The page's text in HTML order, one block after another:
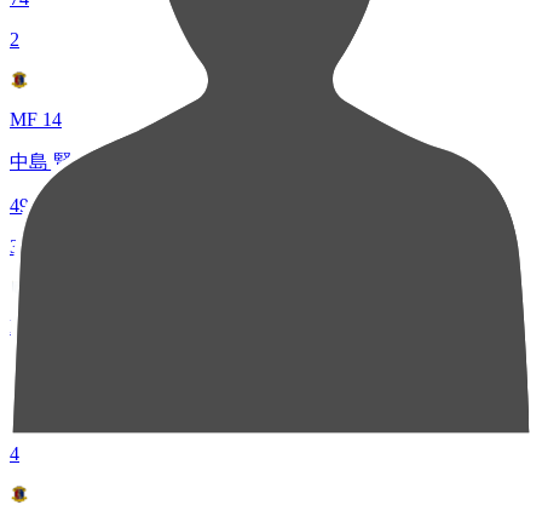
2
MF 14
中島 賢星
49
3
MF 7
西村 恭史
48
4